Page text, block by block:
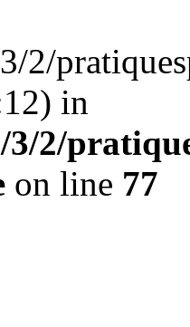
2/
in
2/
on line 77